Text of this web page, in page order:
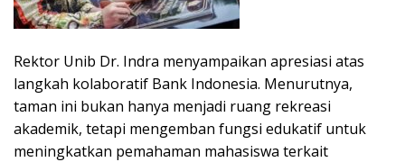
Rektor Unib Dr. Indra menyampaikan apresiasi atas
langkah kolaboratif Bank Indonesia. Menurutnya,
taman ini bukan hanya menjadi ruang rekreasi
akademik, tetapi mengemban fungsi edukatif untuk
meningkatkan pemahaman mahasiswa terkait